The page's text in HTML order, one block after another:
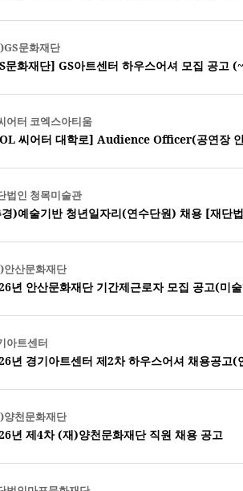
문화재단
문화재단] GS아트센터 하우스어셔 모집 공고
어터 코엑스아티움
씨어터 대학로] Audience Officer(공연장
법인 청목미술관
)예술기반 청년일자리(연수단원) 채용 [재단
안산문화재단
년 안산문화재단 기간제근로자 모집 공고(미
아트센터
년 경기아트센터 제2차 하우스어셔 채용공고(
양천문화재단
년 제4차 (재)양천문화재단 직원 채용 공고